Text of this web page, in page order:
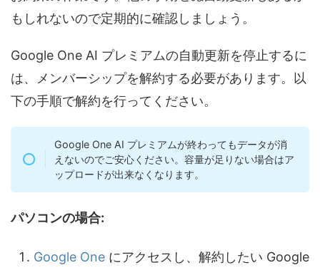
もしれないので定期的に確認しましょう。
Google One AI プレミアムの自動更新を停止するに
は、メンバーシップを解約する必要があります。以
下の手順で解約を行ってください。
Google One AI プレミアムが終わってもデータが消
えないのでご安心ください。容量が足りない場合はア
ップロードが出来なくなります。
パソコンの場合:
Google One にアクセスし、解約したい Google